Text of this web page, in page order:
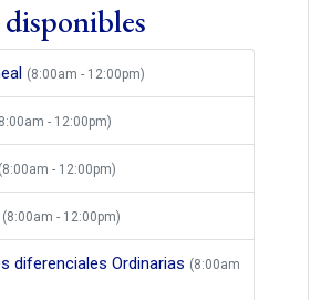
(8:00am - 12:00pm)
- 12:00pm)
(8:00am - 12:00pm)
(8:00am - 12:00pm)
diferenciales Ordinarias (8:00am